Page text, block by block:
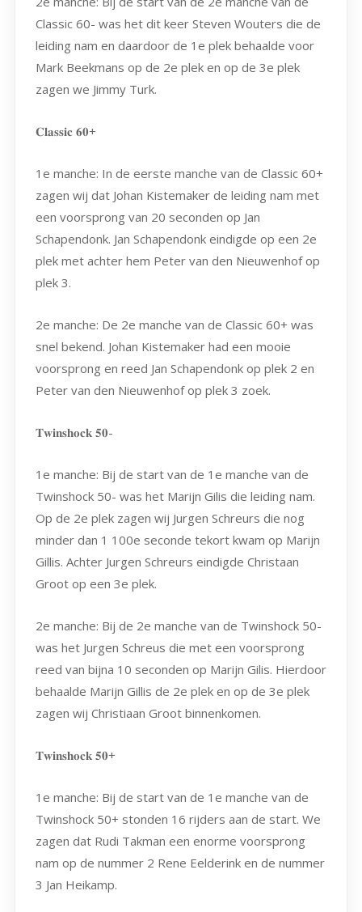
Classic 60- was het dit keer Steven Wouters die de
leiding nam en daardoor de 1e plek behaalde voor
Mark Beekmans op de 2e plek en op de 3e plek
zagen we Jimmy Turk.
𝐂𝐥𝐚𝐬𝐬𝐢𝐜 𝟔𝟎+
1e manche: In de eerste manche van de Classic 60+
zagen wij dat Johan Kistemaker de leiding nam met
een voorsprong van 20 seconden op Jan
Schapendonk. Jan Schapendonk eindigde op een 2e
plek met achter hem Peter van den Nieuwenhof op
plek 3.
2e manche: De 2e manche van de Classic 60+ was
snel bekend. Johan Kistemaker had een mooie
voorsprong en reed Jan Schapendonk op plek 2 en
Peter van den Nieuwenhof op plek 3 zoek.
𝐓𝐰𝐢𝐧𝐬𝐡𝐨𝐜𝐤 𝟓𝟎-
1e manche: Bij de start van de 1e manche van de
Twinshock 50- was het Marijn Gilis die leiding nam.
Op de 2e plek zagen wij Jurgen Schreurs die nog
minder dan 1 100e seconde tekort kwam op Marijn
Gillis. Achter Jurgen Schreurs eindigde Christaan
Groot op een 3e plek.
2e manche: Bij de 2e manche van de Twinshock 50-
was het Jurgen Schreus die met een voorsprong
reed van bijna 10 seconden op Marijn Gilis. Hierdoor
behaalde Marijn Gillis de 2e plek en op de 3e plek
zagen wij Christiaan Groot binnenkomen.
𝐓𝐰𝐢𝐧𝐬𝐡𝐨𝐜𝐤 𝟓𝟎+
1e manche: Bij de start van de 1e manche van de
Twinshock 50+ stonden 16 rijders aan de start. We
zagen dat Rudi Takman een enorme voorsprong
nam op de nummer 2 Rene Eelderink en de nummer
3 Jan Heikamp.